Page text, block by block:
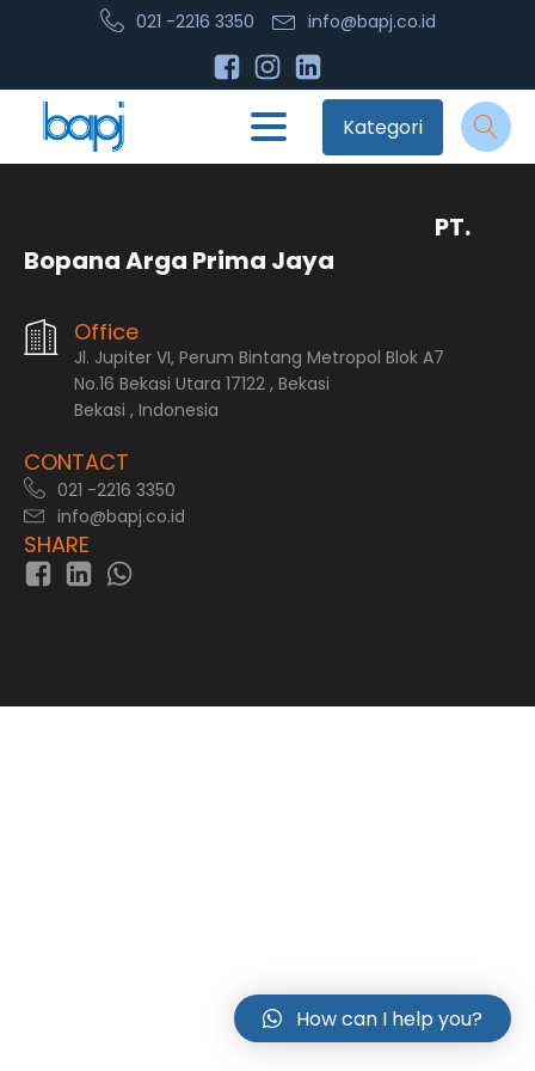
021 -2216 3350 info@bapj.co.id
Kategori
PT.
Bopana Arga Prima Jaya
Office
Jl. Jupiter VI, Perum Bintang Metropol Blok A7
No.16 Bekasi Utara 17122 , Bekasi
Bekasi , Indonesia
CONTACT
021 -2216 3350
info@bapj.co.id
SHARE
How can I help you?